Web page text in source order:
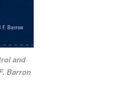
and
Barron